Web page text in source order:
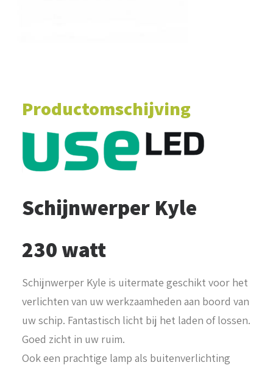
Productomschijving
Schijnwerper Kyle
230 watt
Schijnwerper Kyle is uitermate geschikt voor het
verlichten van uw werkzaamheden aan boord van
uw schip. Fantastisch licht bij het laden of lossen.
Goed zicht in uw ruim.
Ook een prachtige lamp als buitenverlichting